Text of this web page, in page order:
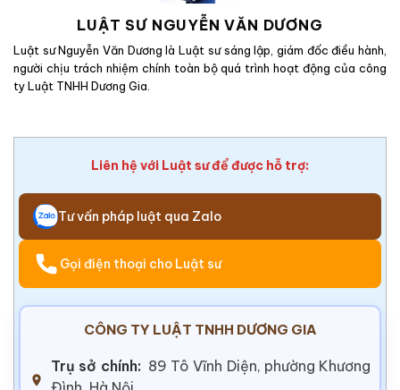
LUẬT SƯ NGUYỄN VĂN DƯƠNG
Luật sư Nguyễn Văn Dương là Luật sư sáng lập, giám đốc điều hành,
người chịu trách nhiệm chính toàn bộ quá trình hoạt động của công
ty Luật TNHH Dương Gia.
Liên hệ với Luật sư để được hỗ trợ:
Tư vấn pháp luật qua Zalo
Gọi điện thoại cho Luật sư
CÔNG TY LUẬT TNHH DƯƠNG GIA
Trụ sở chính: 89 Tô Vĩnh Diện, phường Khương